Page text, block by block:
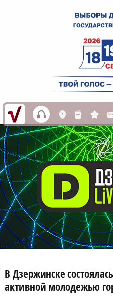
h L n s M
В Дзержинске
активной молодежью